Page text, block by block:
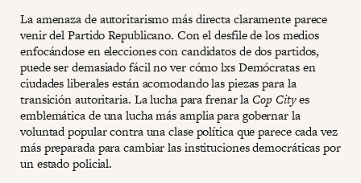
La amenaza de autoritarismo más directa claramente parece
venir del Partido Republicano. Con el desfile de los medios
enfocándose en elecciones con candidatos de dos partidos,
puede ser demasiado fácil no ver cómo lxs Demócratas en
ciudades liberales están acomodando las piezas para la
transición autoritaria. La lucha para frenar laCop Cityes
emblemática de una lucha más amplia para gobernar la
voluntad popular contra una clase política que parece cada vez
más preparada para cambiar las instituciones democráticas por
un estado policial.